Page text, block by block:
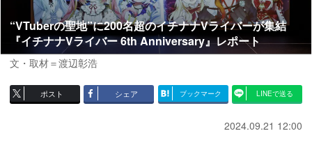
“VTuberの聖地”に200名超のイチナナVライバーが集結
『イチナナVライバー 6th Anniversary』レポート
文・取材＝渡辺彰浩
ポスト シェア ブックマーク LINEで送る
2024.09.21 12:00